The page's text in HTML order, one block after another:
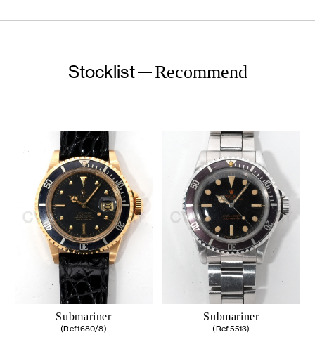
Stocklist Recommend
Submariner
(Ref.1680/8)
Submariner
(Ref.5513)